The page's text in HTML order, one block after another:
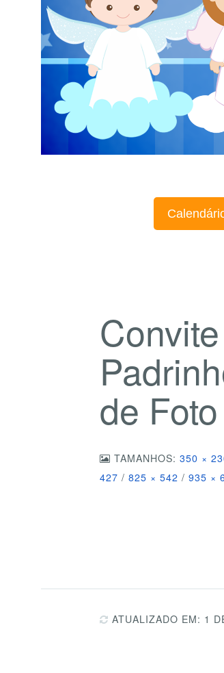
de Foto
TAMANHOS:350 ×
427 / 825 × 542 / 935 ×
ATUALIZADO EM: 1